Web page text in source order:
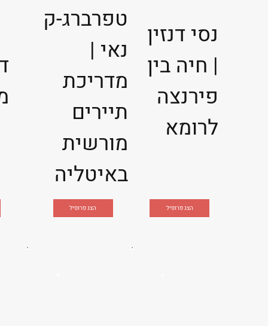
טפרברג-ק
נאי |
מדריכת
תיירים
מורשית
באיטליה
הצג פרופיל
נסי דנזין
| חיה בין
פירנצה
לרומא
הצג פרופיל